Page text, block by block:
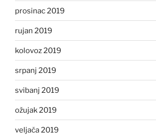
prosinac 2019
rujan 2019
kolovoz 2019
srpanj 2019
svibanj 2019
ožujak 2019
veljača 2019